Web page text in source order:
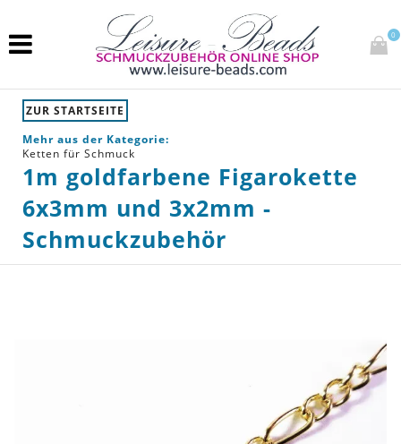
0
ZUR STARTSEITE
Mehr aus der Kategorie:
Ketten für Schmuck
1m goldfarbene Figarokette
6x3mm und 3x2mm -
Schmuckzubehör